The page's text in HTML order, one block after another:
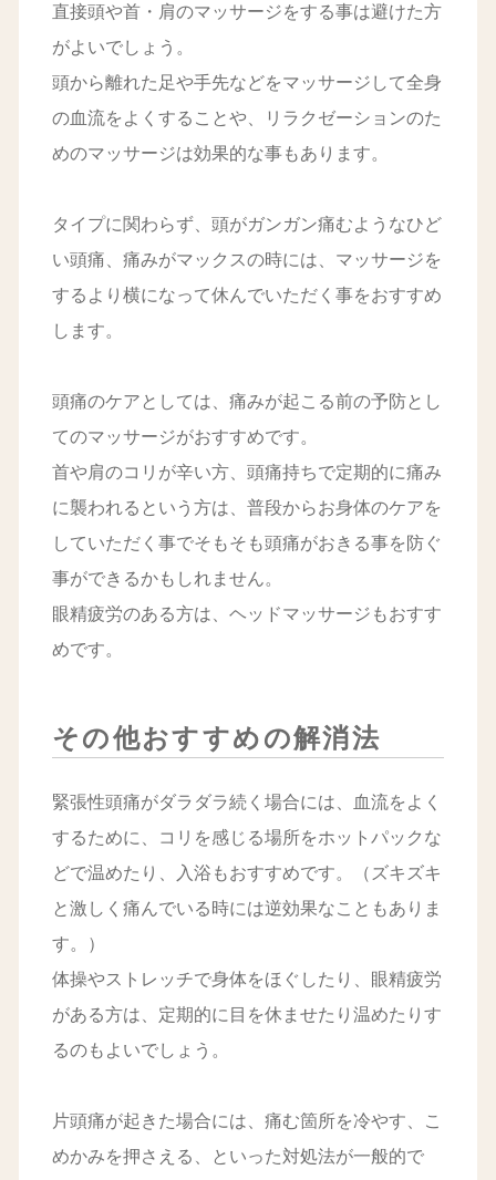
直接頭や首・肩のマッサージをする事は避けた方
がよいでしょう。
頭から離れた足や手先などをマッサージして全身
の血流をよくすることや、リラクゼーションのた
めのマッサージは効果的な事もあります。
タイプに関わらず、頭がガンガン痛むようなひど
い頭痛、痛みがマックスの時には、マッサージを
するより横になって休んでいただく事をおすすめ
します。
頭痛のケアとしては、痛みが起こる前の予防とし
てのマッサージがおすすめです。
首や肩のコリが辛い方、頭痛持ちで定期的に痛み
に襲われるという方は、普段からお身体のケアを
していただく事でそもそも頭痛がおきる事を防ぐ
事ができるかもしれません。
眼精疲労のある方は、ヘッドマッサージもおすす
めです。
その他おすすめの解消法
緊張性頭痛がダラダラ続く場合には、血流をよく
するために、コリを感じる場所をホットパックな
どで温めたり、入浴もおすすめです。（ズキズキ
と激しく痛んでいる時には逆効果なこともありま
す。）
体操やストレッチで身体をほぐしたり、眼精疲労
がある方は、定期的に目を休ませたり温めたりす
るのもよいでしょう。
片頭痛が起きた場合には、痛む箇所を冷やす、こ
めかみを押さえる、といった対処法が一般的で